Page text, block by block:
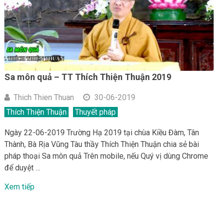
Sa môn quả – TT Thích Thiện Thuận 2019
Thich Thien Thuan
30-06-2019
Thích Thiện Thuận
Thuyết pháp
Ngày 22-06-2019 Trường Hạ 2019 tại chùa Kiều Đàm, Tân
Thành, Bà Rịa Vũng Tàu thầy Thích Thiện Thuận chia sẻ bài
pháp thoại Sa môn quả Trên mobile, nếu Quý vị dùng Chrome
để duyệt …
Xem tiếp